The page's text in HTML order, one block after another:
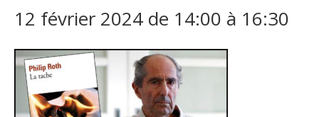
12 février 2024 de 14:00 à 16:30